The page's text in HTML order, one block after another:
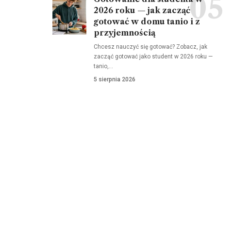
2026 roku — jak zacząć
gotować w domu tanio i z
przyjemnością
Chcesz nauczyć się gotować? Zobacz, jak
zacząć gotować jako student w 2026 roku —
tanio,…
5 sierpnia 2026